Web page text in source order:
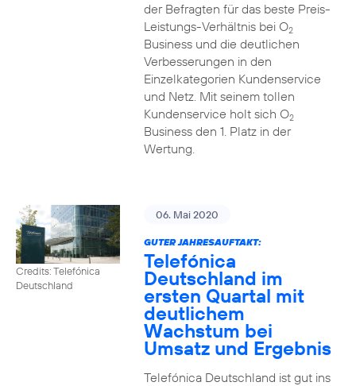
der Befragten für das beste Preis-
Leistungs-Verhältnis bei O2
Business und die deutlichen
Verbesserungen in den
Einzelkategorien Kundenservice
und Netz. Mit seinem tollen
Kundenservice holt sich O2
Business den 1. Platz in der
Wertung.
Credits: Telefónica
Deutschland
06. Mai 2020
GUTER JAHRESAUFTAKT:
Telefónica
Deutschland im
ersten Quartal mit
deutlichem
Wachstum bei
Umsatz und Ergebnis
Telefónica Deutschland ist gut ins